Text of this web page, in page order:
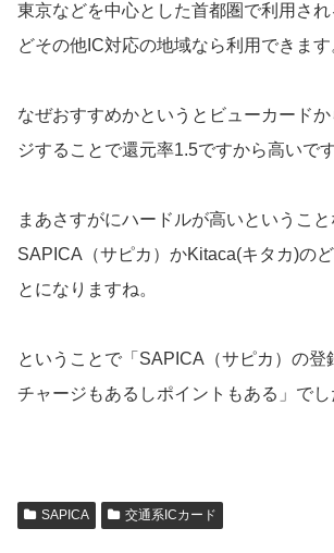
東京などを中心とした首都圏で利用さ
どその他IC対応の地域なら利用できます
なぜおすすめかというとビューカード
ジすることで還元率1.5ですから高いです
まあさすがにハードルが高いというこ
SAPICA（サピカ）かKitaca(キタカ)の
とになりますね。
ということで「SAPICA（サピカ）の登
チャージもあるしポイントもある」でし
SAPICA 交通系ICカード